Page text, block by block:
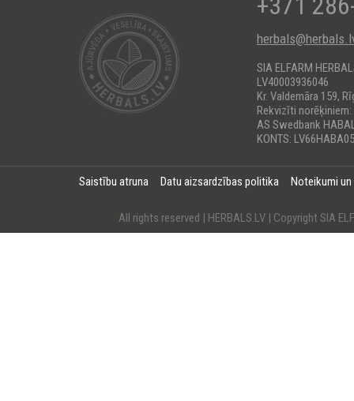
SIA ELFARM
LV40003936046
Kr. Valdemāra 159,
Rekvizīti norēķiniem:
AS Swedbank
KONTS:
Saistību atruna Datu aizsardzības politika Noteikumi
All rights reserved | HERBALS.LV | Copyright SIA